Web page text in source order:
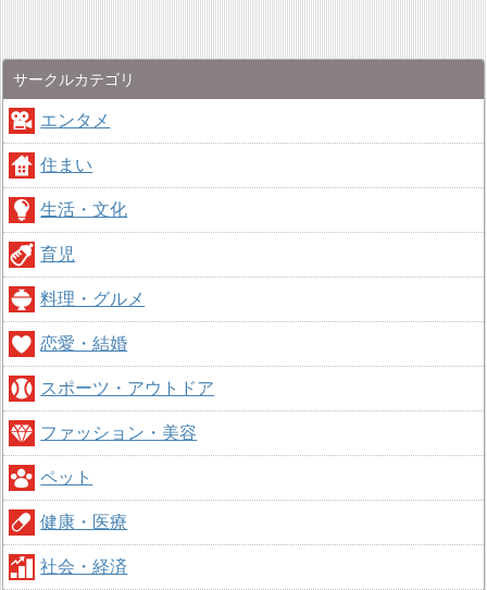
サークルカテゴリ
エンタメ
住まい
生活・文化
育児
料理・グルメ
恋愛・結婚
スポーツ・アウトドア
ファッション・美容
ペット
健康・医療
社会・経済